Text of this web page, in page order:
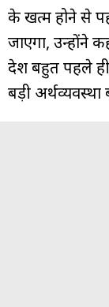
के खत्म होने से
जाएगा, उन्होंने
देश बहुत पहले
बड़ी अर्थव्यवस्था